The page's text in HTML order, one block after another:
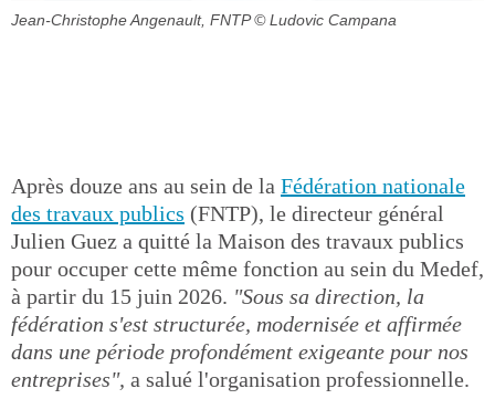
Jean-Christophe Angenault, FNTP © Ludovic Campana
Après douze ans au sein de la Fédération nationale
des travaux publics (FNTP), le directeur général
Julien Guez a quitté la Maison des travaux publics
pour occuper cette même fonction au sein du Medef,
à partir du 15 juin 2026. "Sous sa direction, la
fédération s'est structurée, modernisée et affirmée
dans une période profondément exigeante pour nos
entreprises", a salué l'organisation professionnelle.